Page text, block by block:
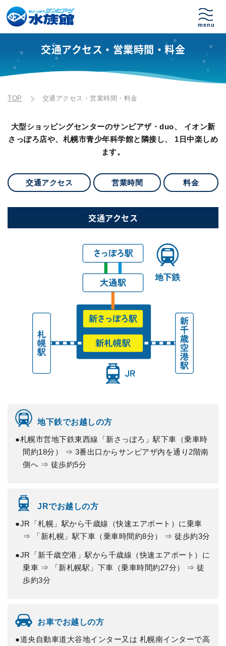
交通アクセス・営業時間・料金
TOP 交通アクセス・営業時間・料金
大型ショッピングセンターのサンピアザ・duo、 イオン新
さっぽろ店や、札幌市青少年科学館と隣接し、 1日中楽しめ
ます。
交通アクセス 営業時間 料金
交通アクセス
地下鉄でお越しの方
●札幌市営地下鉄東西線「新さっぽろ」駅下車（乗車時
間約18分） ⇒ 3番出口からサンピアザ内を通り2階南
側へ ⇒ 徒歩約5分
JRでお越しの方
●JR「札幌」駅から千歳線（快速エアポート）に乗車
⇒ 「新札幌」駅下車（乗車時間約8分） ⇒ 徒歩約3分
●JR「新千歳空港」駅から千歳線（快速エアポート）に
乗車 ⇒ 「新札幌駅」下車（乗車時間約27分） ⇒ 徒
歩約3分
お車でお越しの方
●道央自動車道大谷地インター又は 札幌南インターで高